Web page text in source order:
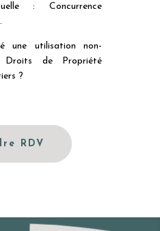
: Concurrence
une utilisation non-
de Propriété
?
RDV